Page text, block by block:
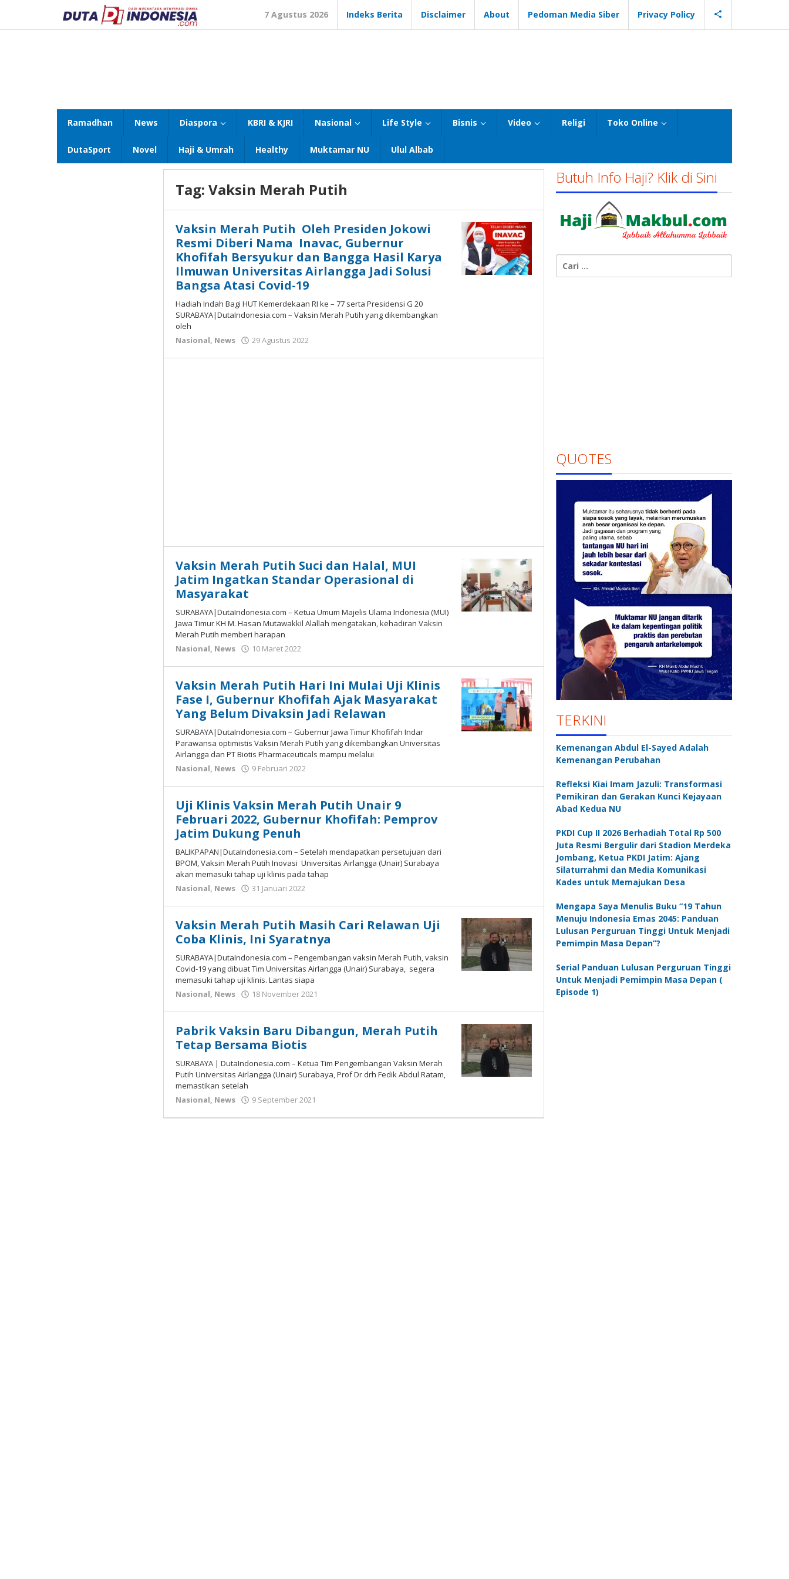
konten
7 Agustus 2026 Indeks Berita Disclaimer About Pedoman Media Siber Privacy Policy
Ramadhan News Diaspora KBRI & KJRI Nasional Life Style Bisnis Video Religi Toko Online
DutaSport Novel Haji & Umrah Healthy Muktamar NU Ulul Albab
Tag:Vaksin Merah Putih
Vaksin Merah Putih Oleh Presiden Jokowi
Resmi Diberi Nama Inavac, Gubernur
Khofifah Bersyukur dan Bangga Hasil Karya
Ilmuwan Universitas Airlangga Jadi Solusi
Bangsa Atasi Covid-19
Hadiah Indah Bagi HUT Kemerdekaan RI ke – 77 serta Presidensi G 20
SURABAYA|DutaIndonesia.com – Vaksin Merah Putih yang dikembangkan
oleh
Nasional, News 29 Agustus 2022
Susanto
Vaksin Merah Putih Suci dan Halal, MUI
Jatim Ingatkan Standar Operasional di
Masyarakat
SURABAYA|DutaIndonesia.com – Ketua Umum Majelis Ulama Indonesia (MUI)
Jawa Timur KH M. Hasan Mutawakkil Alallah mengatakan, kehadiran Vaksin
Merah Putih memberi harapan
Nasional, News 10 Maret 2022
Niswah
Vaksin Merah Putih Hari Ini Mulai Uji Klinis
Fase I, Gubernur Khofifah Ajak Masyarakat
Yang Belum Divaksin Jadi Relawan
SURABAYA|DutaIndonesia.com – Gubernur Jawa Timur Khofifah Indar
Parawansa optimistis Vaksin Merah Putih yang dikembangkan Universitas
Airlangga dan PT Biotis Pharmaceuticals mampu melalui
Nasional, News 9 Februari 2022
Susanto
Uji Klinis Vaksin Merah Putih Unair 9
Februari 2022, Gubernur Khofifah: Pemprov
Jatim Dukung Penuh
BALIKPAPAN|DutaIndonesia.com – Setelah mendapatkan persetujuan dari
BPOM, Vaksin Merah Putih Inovasi Universitas Airlangga (Unair) Surabaya
akan memasuki tahap uji klinis pada tahap
Nasional, News 31 Januari 2022
Niswah
Vaksin Merah Putih Masih Cari Relawan Uji
Coba Klinis, Ini Syaratnya
SURABAYA|DutaIndonesia.com – Pengembangan vaksin Merah Putih, vaksin
Covid-19 yang dibuat Tim Universitas Airlangga (Unair) Surabaya, segera
memasuki tahap uji klinis. Lantas siapa
Nasional, News 18 November 2021
Susanto
Pabrik Vaksin Baru Dibangun, Merah Putih
Tetap Bersama Biotis
SURABAYA | DutaIndonesia.com – Ketua Tim Pengembangan Vaksin Merah
Putih Universitas Airlangga (Unair) Surabaya, Prof Dr drh Fedik Abdul Ratam,
memastikan setelah
Nasional, News 9 September 2021
Susanto
Butuh Info Haji? Klik di Sini
untuk:
QUOTES
TERKINI
Kemenangan Abdul El-Sayed Adalah
Kemenangan Perubahan
Refleksi Kiai Imam Jazuli: Transformasi
Pemikiran dan Gerakan Kunci Kejayaan
Abad Kedua NU
PKDI Cup II 2026 Berhadiah Total Rp 500
Juta Resmi Bergulir dari Stadion Merdeka
Jombang, Ketua PKDI Jatim: Ajang
Silaturrahmi dan Media Komunikasi
Kades untuk Memajukan Desa
Mengapa Saya Menulis Buku “19 Tahun
Menuju Indonesia Emas 2045: Panduan
Lulusan Perguruan Tinggi Untuk Menjadi
Pemimpin Masa Depan”?
Serial Panduan Lulusan Perguruan Tinggi
Untuk Menjadi Pemimpin Masa Depan (
Episode 1)